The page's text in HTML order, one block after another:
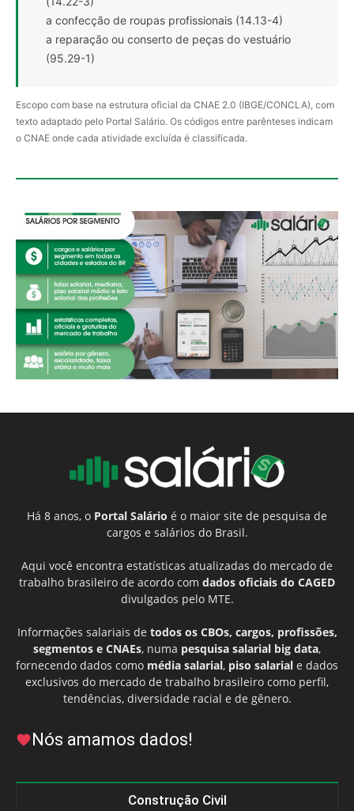
a confecção de roupas profissionais (14.13-4)
a reparação ou conserto de peças do vestuário
(95.29-1)
Escopo com base na estrutura oficial da CNAE 2.0 (IBGE/CONCLA), com
texto adaptado pelo Portal Salário. Os códigos entre parênteses indicam
o CNAE onde cada atividade excluída é classificada.
Há 8 anos, o Portal Salário é o maior site de pesquisa de
cargos e salários do Brasil.
Aqui você encontra estatísticas atualizadas do mercado de
trabalho brasileiro de acordo com dados oficiais do CAGED
divulgados pelo MTE.
Informações salariais de todos os CBOs, cargos, profissões,
segmentos e CNAEs, numa pesquisa salarial big data,
fornecendo dados como média salarial, piso salarial e dados
exclusivos do mercado de trabalho brasileiro como perfil,
tendências, diversidade racial e de gênero.
Nós amamos dados!
Construção Civil